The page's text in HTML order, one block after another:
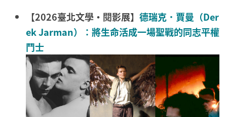
【2026臺北文學・閱影展】 德瑞克．賈曼（Der
ek Jarman）：將生命活成一場聖戰的同志平權
鬥士